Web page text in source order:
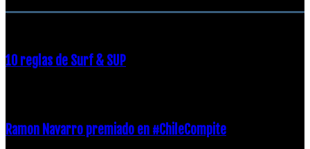
10 reglas de Surf & SUP
Ramon Navarro premiado en #ChileCompite